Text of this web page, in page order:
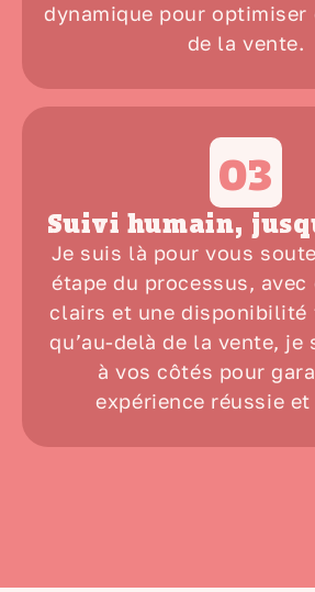
dynamique pour optimiser
de la vente.
03
Suivi humain,
Je suis là pourvous
étape du processus, avec
clairs et une disponibilité
qu’au-delà de la vente, je
à vos côtés pour
expérience réussie et